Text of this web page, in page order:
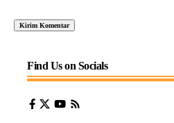
Find Us on Socials